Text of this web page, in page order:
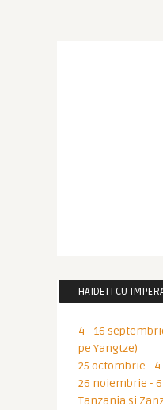
HAIDETI CU
4 - 16
pe Yangtze)
25 octombrie -
26 noiembrie -
Tanzania si